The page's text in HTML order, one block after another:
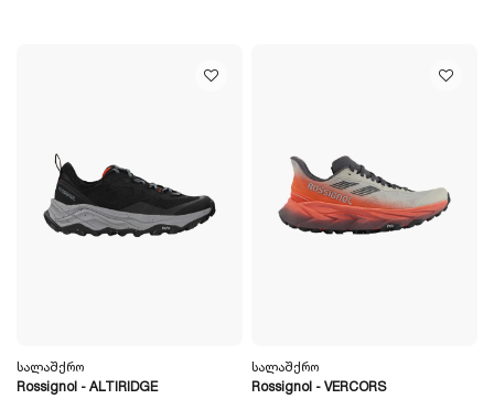
Სალაშქრო
Rossignol - ALTIRIDGE
Სალაშქრო
Rossignol - VERCORS